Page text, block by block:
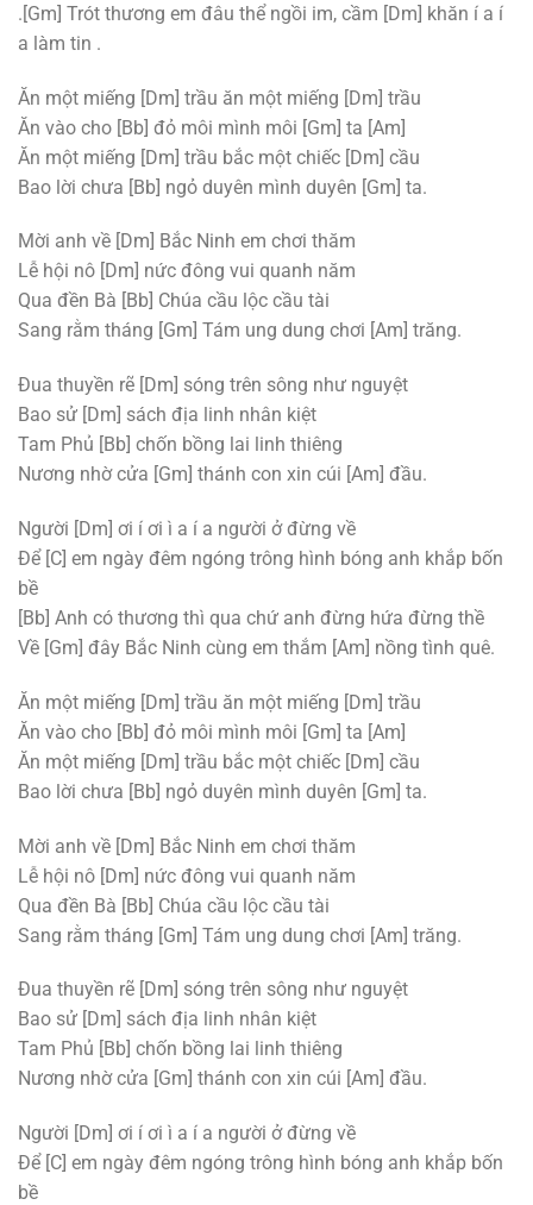
.[Gm] Trót thương em đâu thể ngồi im, cầm [Dm] khăn í a í
a làm tin .
Ăn một miếng [Dm] trầu ăn một miếng [Dm] trầu
Ăn vào cho [Bb] đỏ môi mình môi [Gm] ta [Am]
Ăn một miếng [Dm] trầu bắc một chiếc [Dm] cầu
Bao lời chưa [Bb] ngỏ duyên mình duyên [Gm] ta.
Mời anh về [Dm] Bắc Ninh em chơi thăm
Lễ hội nô [Dm] nức đông vui quanh năm
Qua đền Bà [Bb] Chúa cầu lộc cầu tài
Sang rằm tháng [Gm] Tám ung dung chơi [Am] trăng.
Đua thuyền rẽ [Dm] sóng trên sông như nguyệt
Bao sử [Dm] sách địa linh nhân kiệt
Tam Phủ [Bb] chốn bồng lai linh thiêng
Nương nhờ cửa [Gm] thánh con xin cúi [Am] đầu.
Người [Dm] ơi í ơi ì a í a người ở đừng về
Để [C] em ngày đêm ngóng trông hình bóng anh khắp bốn
bề
[Bb] Anh có thương thì qua chứ anh đừng hứa đừng thề
Về [Gm] đây Bắc Ninh cùng em thắm [Am] nồng tình quê.
Ăn một miếng [Dm] trầu ăn một miếng [Dm] trầu
Ăn vào cho [Bb] đỏ môi mình môi [Gm] ta [Am]
Ăn một miếng [Dm] trầu bắc một chiếc [Dm] cầu
Bao lời chưa [Bb] ngỏ duyên mình duyên [Gm] ta.
Mời anh về [Dm] Bắc Ninh em chơi thăm
Lễ hội nô [Dm] nức đông vui quanh năm
Qua đền Bà [Bb] Chúa cầu lộc cầu tài
Sang rằm tháng [Gm] Tám ung dung chơi [Am] trăng.
Đua thuyền rẽ [Dm] sóng trên sông như nguyệt
Bao sử [Dm] sách địa linh nhân kiệt
Tam Phủ [Bb] chốn bồng lai linh thiêng
Nương nhờ cửa [Gm] thánh con xin cúi [Am] đầu.
Người [Dm] ơi í ơi ì a í a người ở đừng về
Để [C] em ngày đêm ngóng trông hình bóng anh khắp bốn
bề